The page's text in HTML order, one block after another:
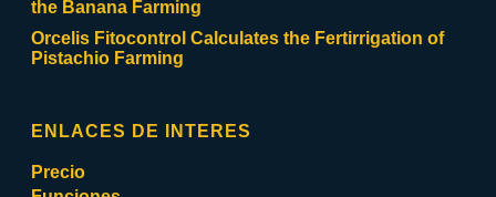
the Banana Farming
Orcelis Fitocontrol Calculates the Fertirrigation of
Pistachio Farming
ENLACES DE INTERES
Precio